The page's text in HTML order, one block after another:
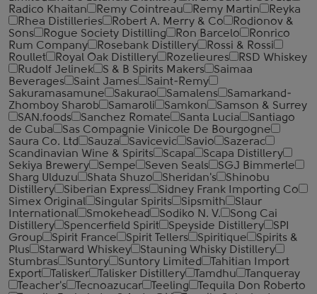
Radico Khaitan
Remy Cointreau Remy Martin
Reyka
Rhea Distilleries
Robert A. Merry & Co
Rodionov &
Sons
Rogue Society Distilling Ron Barcelo
Ronrico
Rum Company
Rosebank Distillery
Rossi & Rossi
Roullet
Royal Oak Distillery Rozelieures
RSD Whiskey
Rudolf Jelinek
S & B Spirits Makers
Saimaa
Beverages
Saint James
Saint-Remy
Sakuramasamune
Sakurao Samalens
Samarkand-
Zhomboy Sharob
Samaroli Samkon
Samson & Surrey
SAN.foods
Sanchez Romate Santa Lucia
Santiago
de Cuba
Sas Compagnie Vinicole De Bourgogne
Saura Co. Ltd
Sauza Savicevic Savio
Sazerac
Scandinavian Wine & Spirits
Scapa
Scapa Distillery
Sekiya Brewery
Sempe Seven Seals
SGJ Bimmerle
Sharg Ulduzu
Shata Shuzo Sheridan's
Shinobu
Distillery
Siberian Express
Sidney Frank Importing Co
Simex Original
Singular Spirits Sipsmith
Slaur
International
Smokehead Sodiko N. V.
Song Cai
Distillery
Spencerfield Spirit Speyside Distillery
SPI
Group
Spirit France Spirit Tellers Spiritique
Spirits &
Plus
Starward Whiskey
Stauning Whisky Distillery
Stumbras
Suntory Suntory Limited
Tahitian Import
Export
Talisker Talisker Distillery Tamdhu
Tanqueray
Teacher's
Tecnoazucar Teeling
Tequila Don Roberto